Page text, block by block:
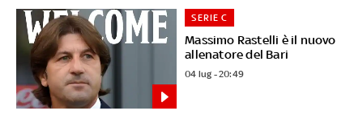
Massimo Rastelli è il nuovo
allenatore del Bari
SERIE C
04 lug - 20:49